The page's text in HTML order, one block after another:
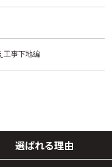
事下地編
選ばれる理由